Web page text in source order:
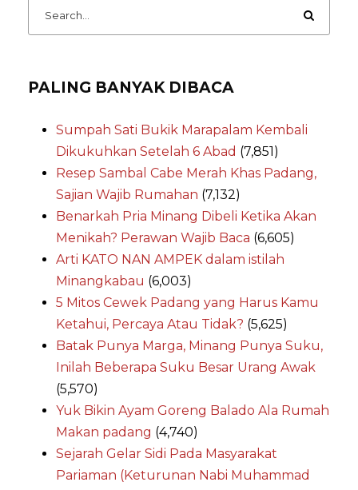
PALING BANYAK DIBACA
Sumpah Sati Bukik Marapalam Kembali
Dikukuhkan Setelah 6 Abad (7,851)
Resep Sambal Cabe Merah Khas Padang,
Sajian Wajib Rumahan (7,132)
Benarkah Pria Minang Dibeli Ketika Akan
Menikah? Perawan Wajib Baca (6,605)
Arti KATO NAN AMPEK dalam istilah
Minangkabau (6,003)
5 Mitos Cewek Padang yang Harus Kamu
Ketahui, Percaya Atau Tidak? (5,625)
Batak Punya Marga, Minang Punya Suku,
Inilah Beberapa Suku Besar Urang Awak
(5,570)
Yuk Bikin Ayam Goreng Balado Ala Rumah
Makan padang (4,740)
Sejarah Gelar Sidi Pada Masyarakat
Pariaman (Keturunan Nabi Muhammad